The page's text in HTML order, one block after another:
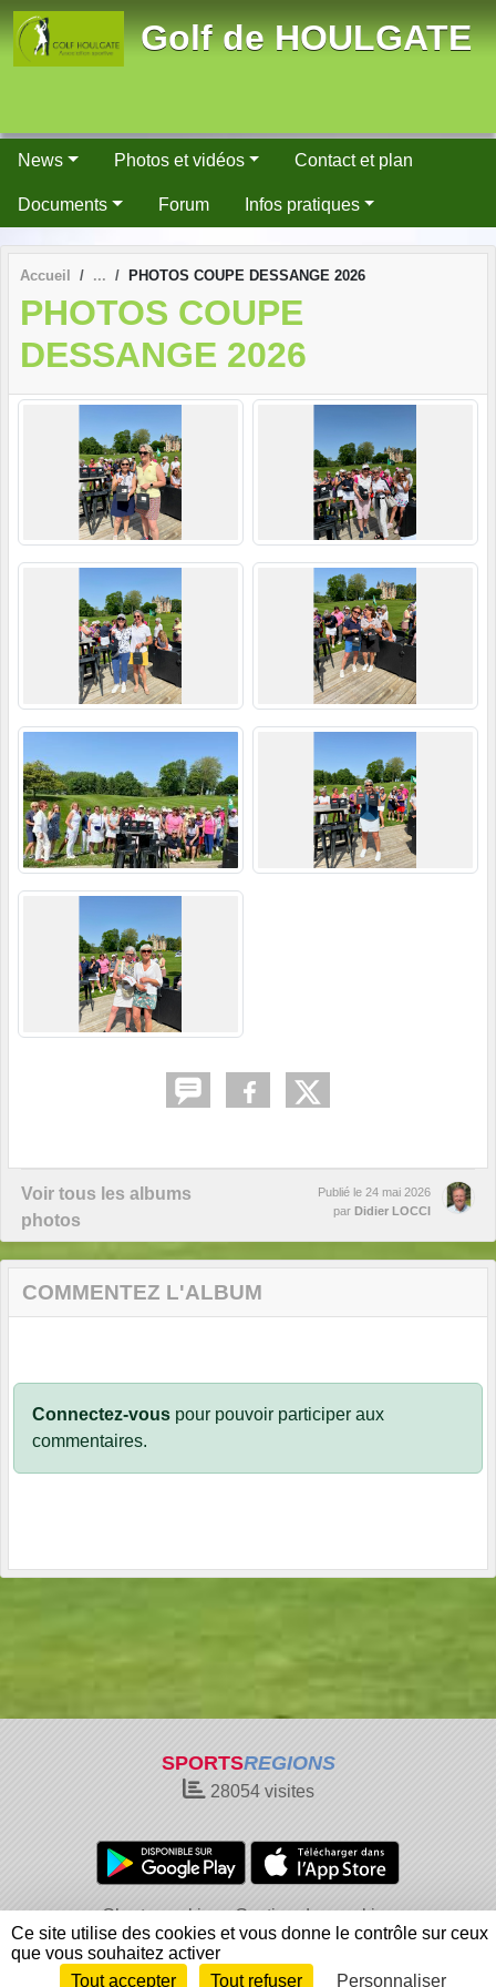
Golf de HOULGATE
News Photos et vidéos Contact et plan
Documents Forum Infos pratiques
Accueil PHOTOS COUPE DESSANGE 2026
PHOTOS COUPE
DESSANGE 2026
Voir tous les albums
photos
Publié le 24 mai 2026
par Didier LOCCI
COMMENTEZ L'ALBUM
Connectez-vous pour pouvoir participer aux
commentaires.
SPORTSREGIONS
28054visites
Charte cookies
Gestion des cookies
Informations légales
Signaler un contenu inapproprié
Envie de participer ? Connexion
Panneau de gestion des cookies
Ce site utilise des cookies et vous donne le contrôle sur ceux
que vous souhaitez activer
Tout accepter
Tout refuser Personnaliser